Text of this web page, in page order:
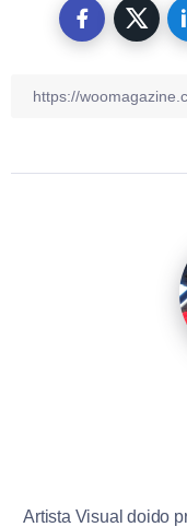
Artista Visual doido